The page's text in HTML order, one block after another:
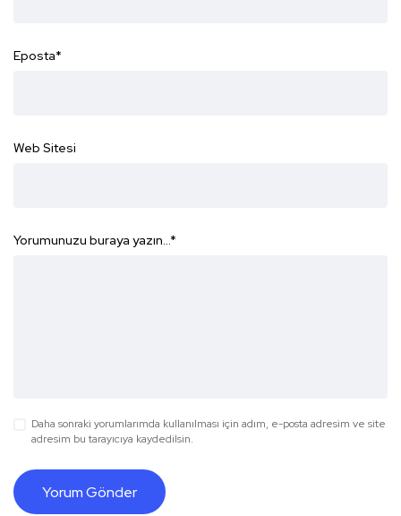
Eposta*
Web Sitesi
Yorumunuzu buraya yazın...*
Daha sonraki yorumlarımda kullanılması için adım, e-posta adresim ve site
adresim bu tarayıcıya kaydedilsin.